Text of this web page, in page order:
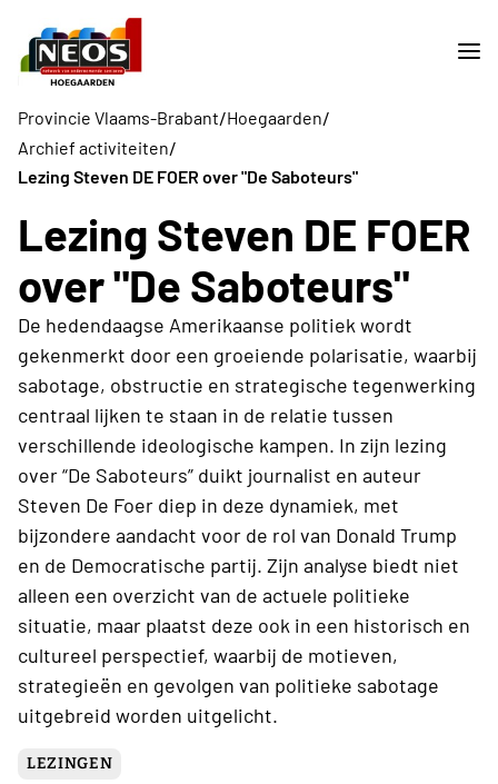
Provincie Vlaams-Brabant/Hoegaarden/
Archief activiteiten/
Lezing Steven DE FOER over "De Saboteurs"
Lezing Steven DE FOER
over "De Saboteurs"
De hedendaagse Amerikaanse politiek wordt
gekenmerkt door een groeiende polarisatie, waarbij
sabotage, obstructie en strategische tegenwerking
centraal lijken te staan in de relatie tussen
verschillende ideologische kampen. In zijn lezing
over “De Saboteurs” duikt journalist en auteur
Steven De Foer diep in deze dynamiek, met
bijzondere aandacht voor de rol van Donald Trump
en de Democratische partij. Zijn analyse biedt niet
alleen een overzicht van de actuele politieke
situatie, maar plaatst deze ook in een historisch en
cultureel perspectief, waarbij de motieven,
strategieën en gevolgen van politieke sabotage
uitgebreid worden uitgelicht.
LEZINGEN